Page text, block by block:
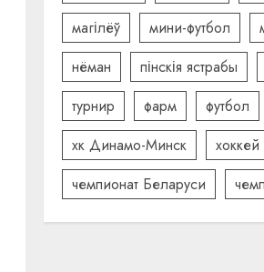
магілёў
мини-футбол
нёман
пінскія ястрабы
турнир
фарм
футбол
хк Динамо-Минск
хоккей
чемпионат Беларуси